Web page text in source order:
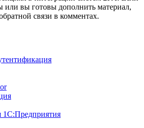
или вы готовы дополнить материал,
связи в комментах.
1С:Предприятия